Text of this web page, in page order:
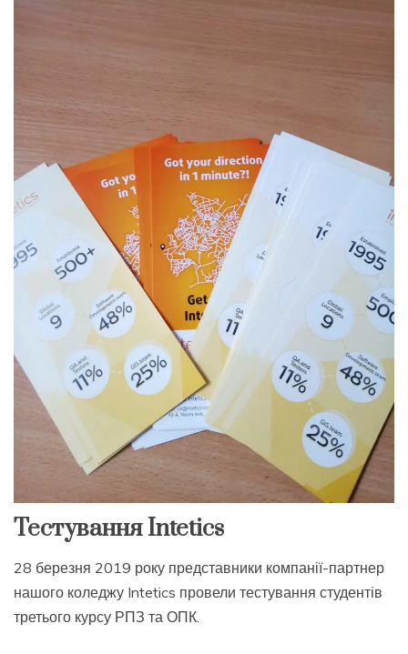
Тестування Intetics
28 березня 2019 року представники компанії-партнер
нашого коледжу Intetics провели тестування студентів
третього курсу РПЗ та ОПК.